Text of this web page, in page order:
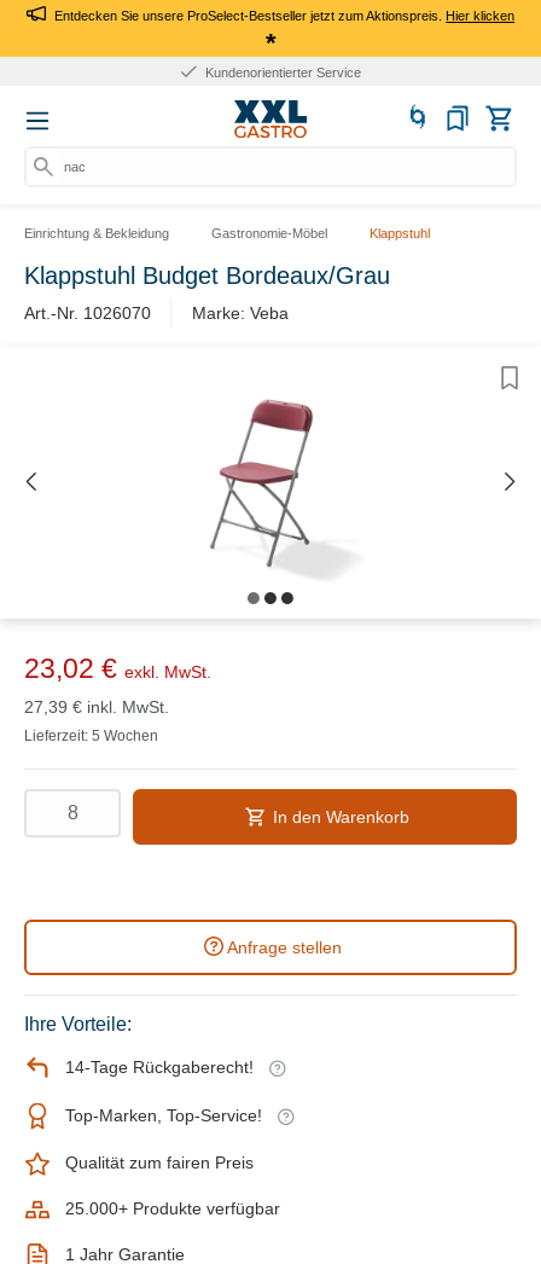
Entdecken Sie unsere ProSelect-Bestseller jetzt zum Aktionspreis.Hier klicken
*
Kundenorientierter Service
nach
Einrichtung & Bekleidung Gastronomie-Möbel Klappstuhl
Klappstuhl Budget Bordeaux/Grau
Art.-Nr. 1026070 Marke: Veba
23,02 € exkl. MwSt.
27,39 € inkl. MwSt.
Lieferzeit: 5 Wochen
In den Warenkorb
Anfrage stellen
Ihre Vorteile:
14-Tage Rückgaberecht!
Top-Marken, Top-Service!
Qualität zum fairen Preis
25.000+ Produkte verfügbar
1 Jahr Garantie